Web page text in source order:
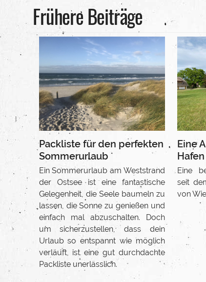
Frühere Beiträge
Packliste für den perfekten
Sommerurlaub
Ein Sommerurlaub am Weststrand
der Ostsee ist eine fantastische
Gelegenheit, die Seele baumeln zu
lassen, die Sonne zu genießen und
einfach mal abzuschalten. Doch
um sicherzustellen, dass dein
Urlaub so entspannt wie möglich
verläuft, ist eine gut durchdachte
Packliste unerlässlich.
Eine
Eine
seit
von